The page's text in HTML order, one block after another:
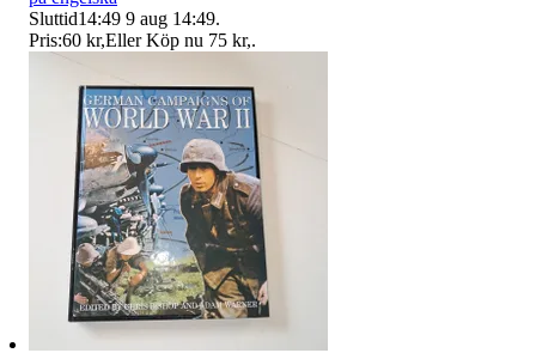
Sluttid14:49 9 aug 14:49.
Pris:60 kr,Eller Köp nu 75 kr,.